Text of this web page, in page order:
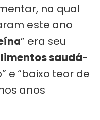
na qual
este ano
” era seu
sau­dá­
e “baixo teor de
anos